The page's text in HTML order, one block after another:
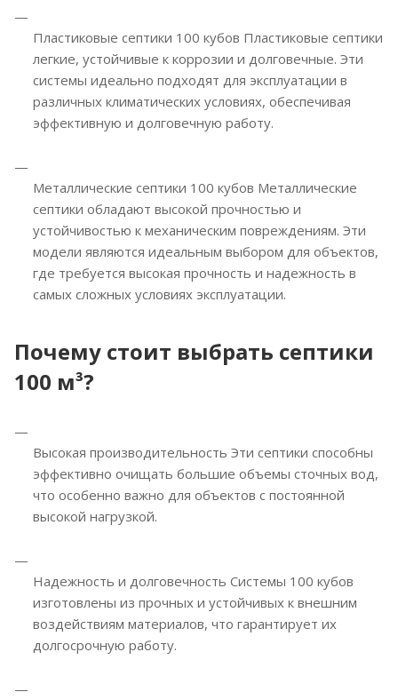
Пластиковые септики 100 кубов Пластиковые септики
легкие, устойчивые к коррозии и долговечные. Эти
системы идеально подходят для эксплуатации в
различных климатических условиях, обеспечивая
эффективную и долговечную работу.
Металлические септики 100 кубов Металлические
септики обладают высокой прочностью и
устойчивостью к механическим повреждениям. Эти
модели являются идеальным выбором для объектов,
где требуется высокая прочность и надежность в
самых сложных условиях эксплуатации.
Почему стоит выбрать септики
100 м³?
Высокая производительность Эти септики способны
эффективно очищать большие объемы сточных вод,
что особенно важно для объектов с постоянной
высокой нагрузкой.
Надежность и долговечность Системы 100 кубов
изготовлены из прочных и устойчивых к внешним
воздействиям материалов, что гарантирует их
долгосрочную работу.